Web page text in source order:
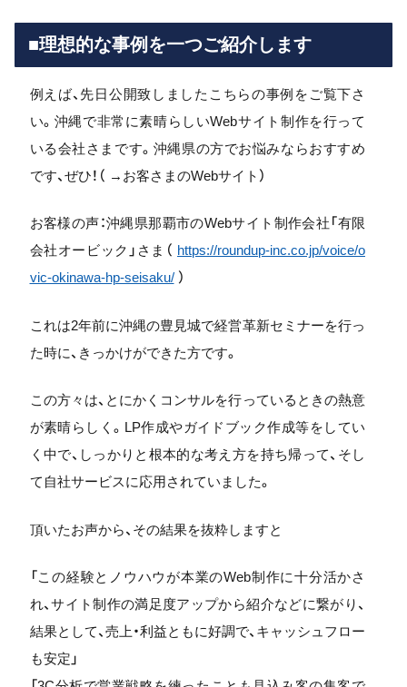
■理想的な事例を一つご紹介します
例えば、先日公開致しましたこちらの事例をご覧下さ
い。沖縄で非常に素晴らしいWebサイト制作を行って
いる会社さまです。沖縄県の方でお悩みならおすすめ
です、ぜひ！（ →お客さまのWebサイト）
お客様の声：沖縄県那覇市のWebサイト制作会社「有限
会社オービック」さま（ https://roundup-inc.co.jp/voice/o
vic-okinawa-hp-seisaku/）
これは2年前に沖縄の豊見城で経営革新セミナーを行っ
た時に、きっかけができた方です。
この方々は、とにかくコンサルを行っているときの熱意
が素晴らしく。LP作成やガイドブック作成等をしてい
く中で、しっかりと根本的な考え方を持ち帰って、そし
て自社サービスに応用されていました。
頂いたお声から、その結果を抜粋しますと
「この経験とノウハウが本業のWeb制作に十分活かさ
れ、サイト制作の満足度アップから紹介などに繋がり、
結果として、売上・利益ともに好調で、キャッシュフロー
も安定」